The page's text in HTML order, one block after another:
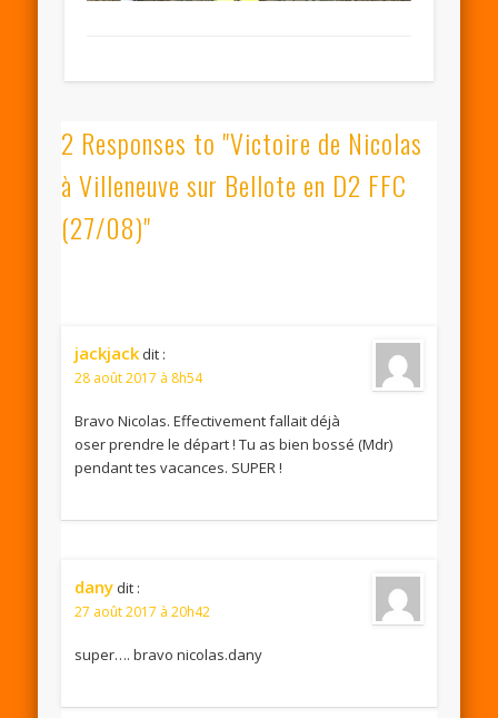
2 Responses to "Victoire de Nicolas
à Villeneuve sur Bellote en D2 FFC
(27/08)"
jackjack dit :
28 août 2017 à 8h54
Bravo Nicolas. Effectivement fallait déjà
oser prendre le départ ! Tu as bien bossé (Mdr)
pendant tes vacances. SUPER !
dany dit :
27 août 2017 à 20h42
super…. bravo nicolas.dany